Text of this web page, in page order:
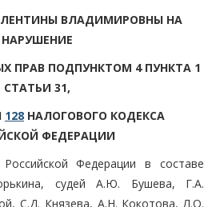
ВЛАДИМИРОВНЫ НА
НАРУШЕНИЕ
ПРАВ ПОДПУНКТОМ 4 ПУНКТА 1
СТАТЬИ 31,
128 НАЛОГОВОГО КОДЕКСА
ФЕДЕРАЦИИ
Федерации в составе
судей А.Ю. Бушева, Г.А.
С.Д. Князева, А.Н. Кокотова, Л.О.